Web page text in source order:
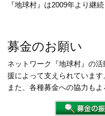
『地球村』は2009年より継
募金のお願い
ネットワーク『地球村』の
援によって支えられています
また、各種募金への協力もよ